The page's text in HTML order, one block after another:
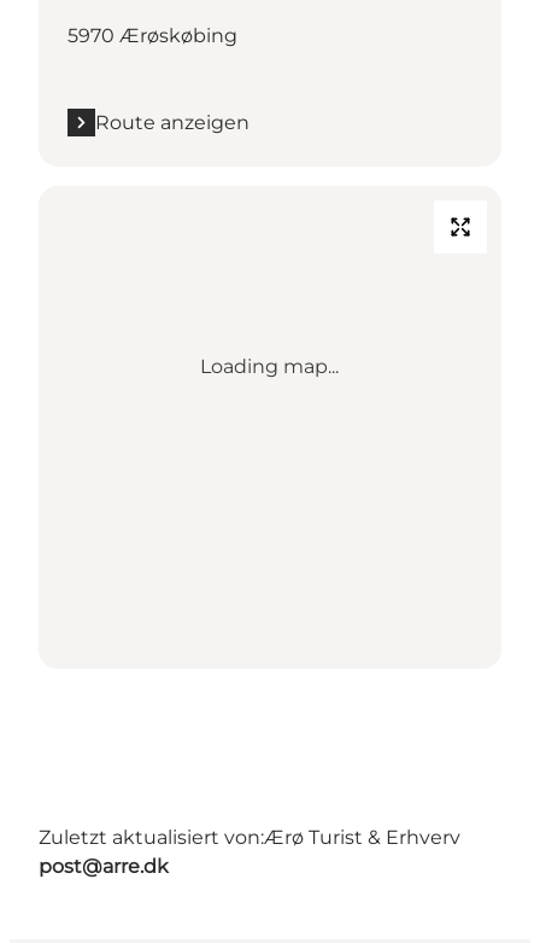
5970 Ærøskøbing
Route anzeigen
Loading map...
Zuletzt aktualisiert von:Ærø Turist & Erhverv
post@arre.dk